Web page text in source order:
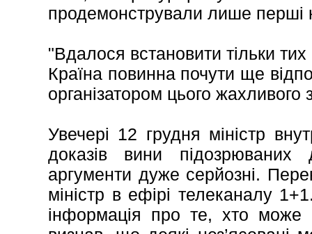
продемонстрували лише перші
"Вдалося встановити тільки
Країна повинна почути ще
організатором цього жахливого
Увечері 12 грудня міністр
доказів вини
аргументи дуже серйозні.
міністр в ефірі телеканалу
інформація про те, хто може